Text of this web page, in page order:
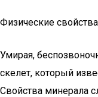
Физические свойства
Умирая,
скелет, который
Свойства минерала